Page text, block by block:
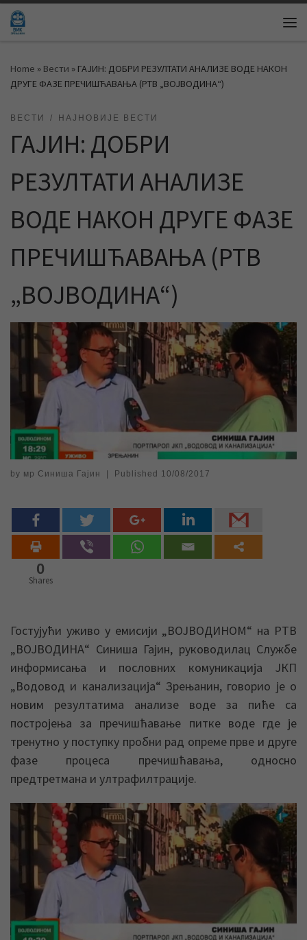
Skip to content
Home » Вести » ГАЈИН: ДОБРИ РЕЗУЛТАТИ АНАЛИЗЕ ВОДЕ НАКОН
ДРУГЕ ФАЗЕ ПРЕЧИШЋАВАЊА (РТВ „ВОЈВОДИНА“)
ВЕСТИ НАЈНОВИЈЕ ВЕСТИ
ГАЈИН: ДОБРИ
РЕЗУЛТАТИ АНАЛИЗЕ
ВОДЕ НАКОН ДРУГЕ ФАЗЕ
ПРЕЧИШЋАВАЊА (РТВ
„ВОЈВОДИНА“)
by мр Синиша Гајин Published 10/08/2017
0
Shares
Гостујући уживо у емисији „ВОЈВОДИНОМ“ на РТВ
„ВОЈВОДИНА“ Синиша Гајин, руководилац Службе
информисања и пословних комуникација ЈКП
„Водовод и канализација“ Зрењанин, говорио је о
новим резултатима анализе воде за пиће са
постројења за пречишћавање питке воде где је
тренутно у поступку пробни рад опреме прве и друге
фазе процеса пречишћавања, односно
предтретмана и ултрафилтрације.